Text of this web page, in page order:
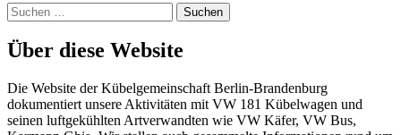
Suchen
nach:
Über diese Website
Die Website der Kübelgemeinschaft Berlin-Brandenburg
dokumentiert unsere Aktivitäten mit VW 181 Kübelwagen und
seinen luftgekühlten Artverwandten wie VW Käfer, VW Bus,